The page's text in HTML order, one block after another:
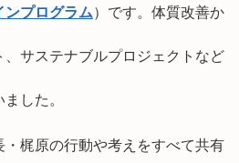
ンプログラム）です。体質改善か
、サステナブルプロジェクトなど
した。
梶原の行動や考えをすべて共有